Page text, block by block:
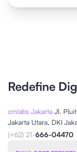
Redefine
cmlabs Jakarta Jl.
Jakarta Utara, DKI
(+62) 21-666-04470